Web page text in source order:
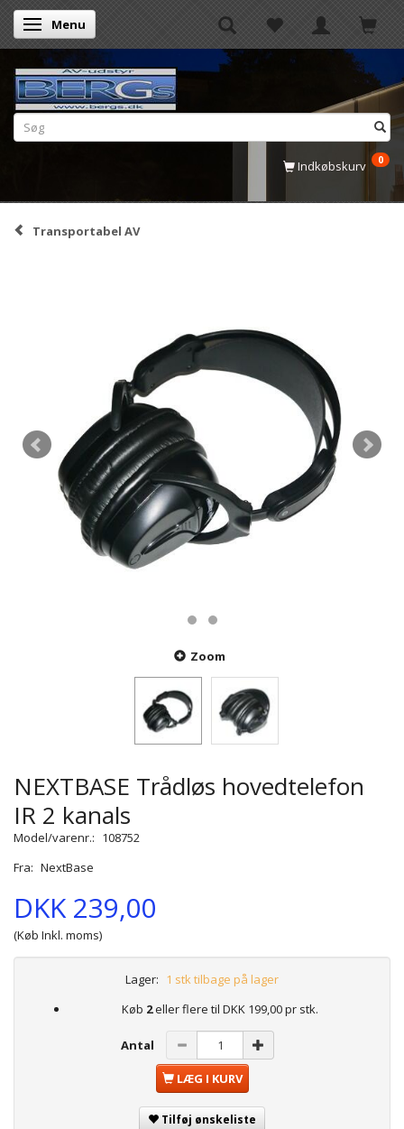
Skifte navigation
Menu
Indkøbskurv 0
Transportabel AV
Zoom
NEXTBASE Trådløs hovedtelefon
IR 2 kanals
Model/varenr.: 108752
Fra: NextBase
DKK 239,00
(Køb Inkl. moms)
Lager: 1 stk tilbage på lager
Køb 2eller flere til DKK 199,00pr stk.
Antal
LÆG I KURV
Tilføj ønskeliste